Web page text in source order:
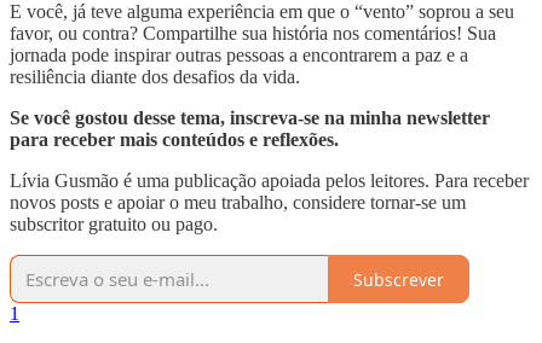
E você, já teve alguma experiência em que o “vento” soprou a seu
favor, ou contra? Compartilhe sua história nos comentários! Sua
jornada pode inspirar outras pessoas a encontrarem a paz e a
resiliência diante dos desafios da vida.
Se você gostou desse tema, inscreva-se na minha newsletter
para receber mais conteúdos e reflexões.
Lívia Gusmão é uma publicação apoiada pelos leitores. Para receber
novos posts e apoiar o meu trabalho, considere tornar-se um
subscritor gratuito ou pago.
Subscrever
1